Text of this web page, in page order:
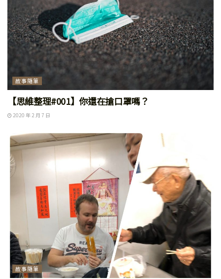
故事隨筆
【思維整理#001】你還在搶口罩嗎？
2020 年 2 月 7 日
故事隨筆